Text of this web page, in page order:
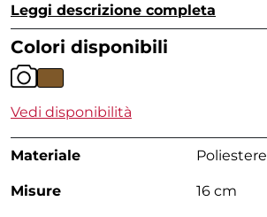
Leggi descrizione completa
Colori disponibili
Vedi disponibilità
Materiale Poliestere
Misure 16 cm